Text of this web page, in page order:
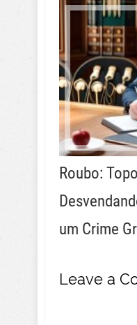
Roubo:
um Crime
Leave a